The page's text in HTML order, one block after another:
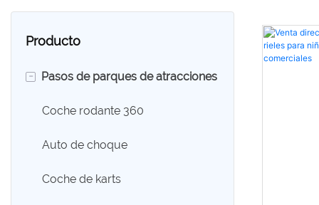
Producto
- Pasos de parques de atracciones
Coche rodante 360
Auto de choque
Coche de karts